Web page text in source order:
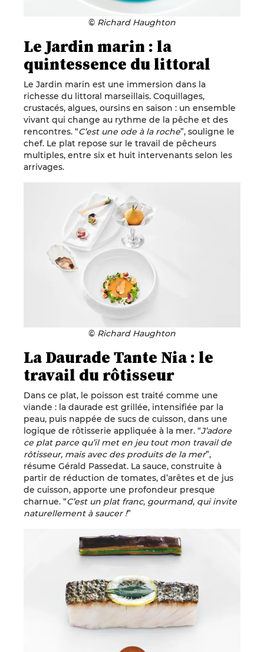
© Richard Haughton
Le Jardin marin : la
quintessence du littoral
Le Jardin marin est une immersion dans la
richesse du littoral marseillais. Coquillages,
crustacés, algues, oursins en saison : un ensemble
vivant qui change au rythme de la pêche et des
rencontres. “C’est une ode à la roche”, souligne le
chef. Le plat repose sur le travail de pêcheurs
multiples, entre six et huit intervenants selon les
arrivages.
© Richard Haughton
La Daurade Tante Nia : le
travail du rôtisseur
Dans ce plat, le poisson est traité comme une
viande : la daurade est grillée, intensifiée par la
peau, puis nappée de sucs de cuisson, dans une
logique de rôtisserie appliquée à la mer. “J’adore
ce plat parce qu’il met en jeu tout mon travail de
rôtisseur, mais avec des produits de la mer”,
résume Gérald Passedat. La sauce, construite à
partir de réduction de tomates, d’arêtes et de jus
de cuisson, apporte une profondeur presque
charnue. “C’est un plat franc, gourmand, qui invite
naturellement à saucer !”